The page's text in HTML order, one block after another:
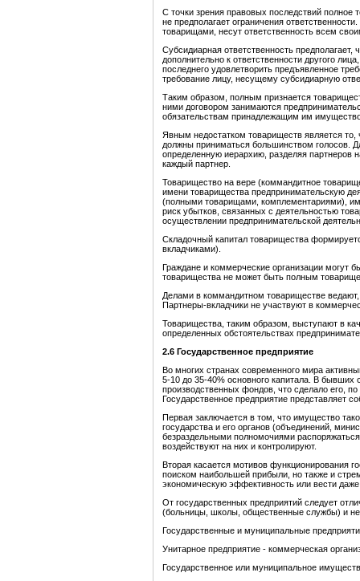
С точки зрения правовых последствий полное
не предполагает ограничения
товарищами, несут ответственность всем
Субсидиарная ответственность предполагает,
дополнительно к ответственности другого
последнего удовлетворить предъявленное
требование лицу, несущему субсидиарную
Таким образом, полным признается
ними договором занимаются
обязательствам принадлежащим им
Явным недостатком товариществ является то,
должны приниматься большинством голосов.
определенную иерархию, разделяя партнеров
каждый партнер.
Товарищество на вере (коммандитное
имени товарищества предпринимательскую
(полными товарищами, комплементариями),
риск убытков, связанных с деятельностью
осуществлении предпринимательской
Складочный капитал товарищества
вкладчиками).
Граждане и коммерческие организации могут
товарищества не может быть полным
Делами в коммандитном товариществе
Партнеры-вкладчики не участвуют в
Товарищества, таким образом, выступают в
определенных обстоятельствах
2.6 Государственное предприятие
Во многих странах современного мира
5-10 до 35-40% основного капитала. В бывших
производственных фондов, что сделало его,
Государственное предприятие представляет
Первая заключается в том, что имущество
государства и его органов (объединений,
безраздельными полномочиями
воздействуют на них и контролируют.
Вторая касается мотивов функционирования
поиском наибольшей прибыли, но также и
экономическую эффективность или вести
От государственных предприятий следует
(больницы, школы, общественные службы) и
Государственные и муниципальные
Унитарное предприятие - коммерческая
Государственное или муниципальное